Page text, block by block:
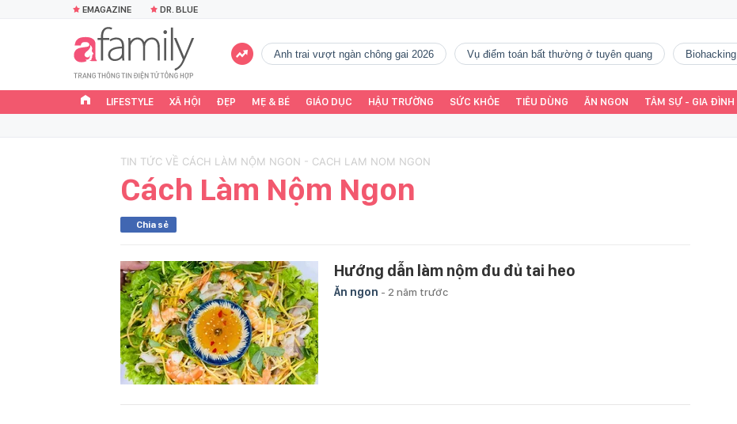
EMAGAZINE DR. BLUE
Anh trai vượt ngàn chông gai 2026 vụ điểm toán bất thường ở tuyên quang Biohacking
LIFESTYLE XÃ HỘI ĐẸP MẸ & BÉ GIÁO DỤC HẬU TRƯỜNG SỨC KHỎE TIÊU DÙNG ĂN NGON TÂM SỰ - GIA ĐÌNH
TIN TỨC VỀ CÁCH LÀM NỘM NGON - CACH LAM NOM NGON
Cách Làm Nộm Ngon
Chia sẻ
Hướng dẫn làm nộm đu đủ tai heo
Ăn ngon - 2 năm trước